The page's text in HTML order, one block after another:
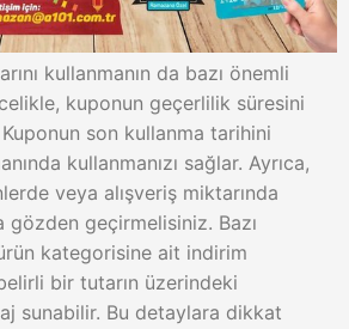
kullanmanın da bazı önemli
kuponun geçerlilik süresini
Kuponun son kullanma tarihini
kullanmanızı sağlar. Ayrıca,
veya alışveriş miktarında
geçirmelisiniz. Bazı
kategorisine ait indirim
bir tutarın üzerindeki
sunabilir. Bu detaylara dikkat